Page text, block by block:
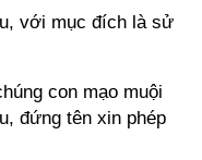
với mục đích là sử
con mạo muội
đứng tên xin phép